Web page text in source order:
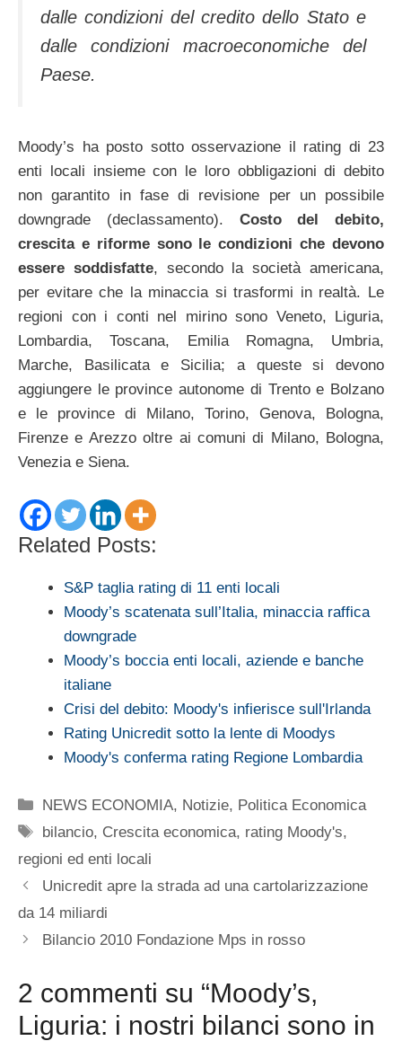
dalle condizioni del credito dello Stato e
dalle condizioni macroeconomiche del
Paese.
Moody’s ha posto sotto osservazione il rating di 23
enti locali insieme con le loro obbligazioni di debito
non garantito in fase di revisione per un possibile
downgrade (declassamento). Costo del debito,
crescita e riforme sono le condizioni che devono
essere soddisfatte, secondo la società americana,
per evitare che la minaccia si trasformi in realtà. Le
regioni con i conti nel mirino sono Veneto, Liguria,
Lombardia, Toscana, Emilia Romagna,
Umbria,
Marche, Basilicata e Sicilia; a queste si devono
aggiungere le province autonome di Trento e Bolzano
e le province di Milano, Torino, Genova, Bologna,
Firenze e Arezzo oltre ai comuni di Milano, Bologna,
Venezia e Siena.
Related Posts:
S&P taglia rating di 11 enti locali
Moody’s scatenata sull’Italia, minaccia raffica
downgrade
Moody’s boccia enti locali, aziende e banche
italiane
Crisi del debito: Moody's infierisce sull'Irlanda
Rating Unicredit sotto la lente di Moodys
Moody's conferma rating Regione Lombardia
Categorie
NEWS ECONOMIA, Notizie, Politica Economica
Tag
bilancio, Crescita economica, rating Moody's,
regioni ed enti locali
Unicredit apre la strada ad una cartolarizzazione
da 14 miliardi
Bilancio 2010 Fondazione Mps in rosso
2 commenti su “Moody’s,
Liguria: i nostri bilanci sono in